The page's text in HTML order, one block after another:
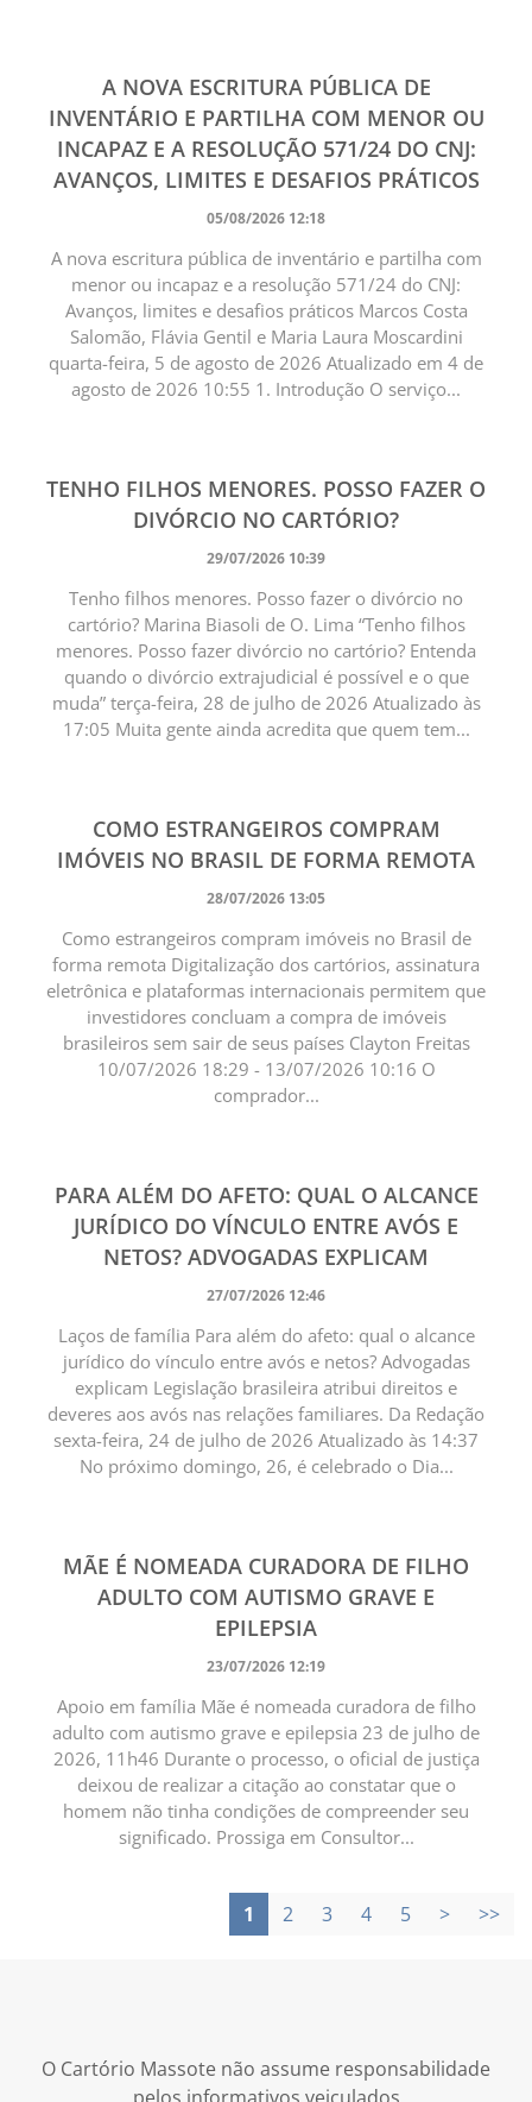
A NOVA ESCRITURA PÚBLICA DE
INVENTÁRIO E PARTILHA COM MENOR OU
INCAPAZ E A RESOLUÇÃO 571/24 DO CNJ:
AVANÇOS, LIMITES E DESAFIOS PRÁTICOS
05/08/2026 12:18
A nova escritura pública de inventário e partilha com
menor ou incapaz e a resolução 571/24 do CNJ:
Avanços, limites e desafios práticos Marcos Costa
Salomão, Flávia Gentil e Maria Laura Moscardini
quarta-feira, 5 de agosto de 2026 Atualizado em 4 de
agosto de 2026 10:55 1. Introdução O serviço...
TENHO FILHOS MENORES. POSSO FAZER O
DIVÓRCIO NO CARTÓRIO?
29/07/2026 10:39
Tenho filhos menores. Posso fazer o divórcio no
cartório? Marina Biasoli de O. Lima “Tenho filhos
menores. Posso fazer divórcio no cartório? Entenda
quando o divórcio extrajudicial é possível e o que
muda” terça-feira, 28 de julho de 2026 Atualizado às
17:05 Muita gente ainda acredita que quem tem...
COMO ESTRANGEIROS COMPRAM
IMÓVEIS NO BRASIL DE FORMA REMOTA
28/07/2026 13:05
Como estrangeiros compram imóveis no Brasil de
forma remota Digitalização dos cartórios, assinatura
eletrônica e plataformas internacionais permitem que
investidores concluam a compra de imóveis
brasileiros sem sair de seus países Clayton Freitas
10/07/2026 18:29 - 13/07/2026 10:16 O
comprador...
PARA ALÉM DO AFETO: QUAL O ALCANCE
JURÍDICO DO VÍNCULO ENTRE AVÓS E
NETOS? ADVOGADAS EXPLICAM
27/07/2026 12:46
Laços de família Para além do afeto: qual o alcance
jurídico do vínculo entre avós e netos? Advogadas
explicam Legislação brasileira atribui direitos e
deveres aos avós nas relações familiares. Da Redação
sexta-feira, 24 de julho de 2026 Atualizado às 14:37
No próximo domingo, 26, é celebrado o Dia...
MÃE É NOMEADA CURADORA DE FILHO
ADULTO COM AUTISMO GRAVE E
EPILEPSIA
23/07/2026 12:19
Apoio em família Mãe é nomeada curadora de filho
adulto com autismo grave e epilepsia 23 de julho de
2026, 11h46 Durante o processo, o oficial de justiça
deixou de realizar a citação ao constatar que o
homem não tinha condições de compreender seu
significado. Prossiga em Consultor...
1 2 3 4 5 > >>
O Cartório Massote não assume responsabilidade